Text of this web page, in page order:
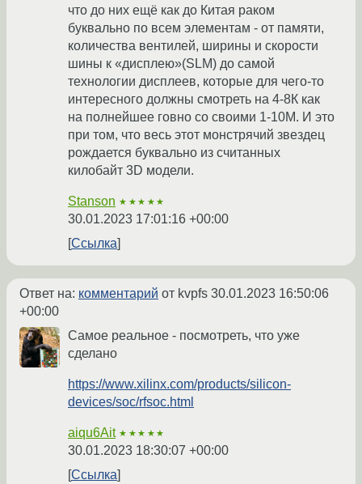
что до них ещё как до Китая раком
буквально по всем элементам - от памяти,
количества вентилей, ширины и скорости
шины к «дисплею»(SLM) до самой
технологии дисплеев, которые для чего-то
интересного должны смотреть на 4-8К как
на полнейшее говно со своими 1-10М. И это
при том, что весь этот монстрячий звездец
рождается буквально из считанных
килобайт 3D модели.
Stanson ★★★★★
30.01.2023 17:01:16 +00:00
Ссылка
Ответ на: комментарий от kvpfs 30.01.2023 16:50:06
+00:00
Самое реальное - посмотреть, что уже
сделано
https://www.xilinx.com/products/silicon-
devices/soc/rfsoc.html
aiqu6Ait ★★★★★
30.01.2023 18:30:07 +00:00
Ссылка